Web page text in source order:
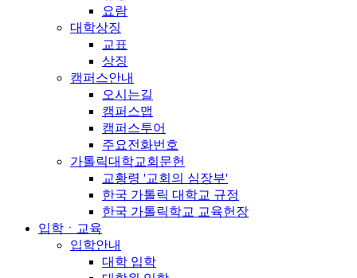
요람
대학상징
교표
상징
캠퍼스안내
오시는길
캠퍼스맵
캠퍼스투어
주요전화번호
가톨릭대학교회문헌
교황령 '교회의 심장부'
한국 가톨릭 대학교 규정
한국 가톨릭학교 교육헌장
입학ㆍ교육
입학안내
대학 입학